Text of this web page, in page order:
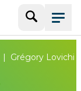
Menu
Grégory Lovichi